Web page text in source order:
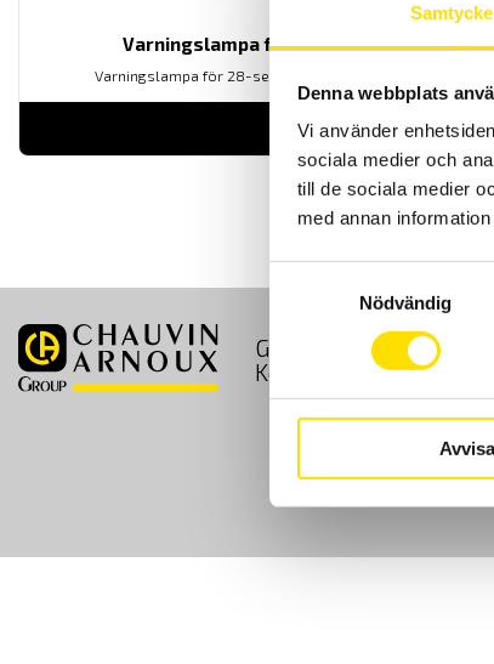
Samtycke
Denna webbplats
Vi använder
sociala medier och
till de sociala medier
med annan
Nödvändig
Avvisa
Varningslampa för ETL 28-serien
Varningslampa för 28-seriens elsäkerhetsprovare.
LÄS MER
GDPR Köpvillkor
Kontakt